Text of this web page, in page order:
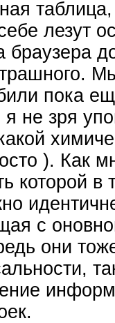
таблица,
лезут
пока
я не зря
). Как
которой в
с
они